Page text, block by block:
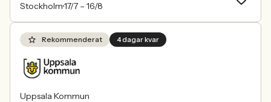
Stockholm17/7 – 16/8
Rekommenderat 4 dagar kvar
Uppsala Kommun